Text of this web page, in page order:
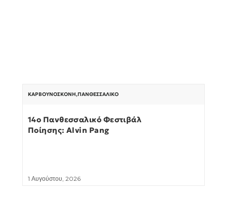
ΚΑΡΒΟΥΝΌΣΚΟΝΗ,ΠΑΝΘΕΣΣΑΛΙΚΌ
14ο Πανθεσσαλικό Φεστιβάλ
Ποίησης: Alvin Pang
1 Αυγούστου, 2026